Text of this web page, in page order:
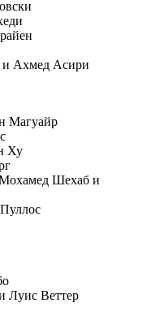
и Ахмед Асири
Магуайр
Ху
Шехаб и
Луис Веттер